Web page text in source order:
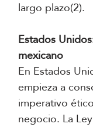
largo plazo(2).
Estados
mexicano
En Estados
empieza a
imperativo
negocio. La